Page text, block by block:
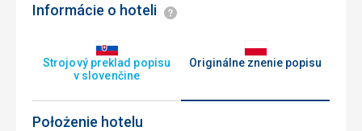
Strojový preklad popisu
v slovenčine
Originálne znenie popisu
Położenie hotelu
Informácie o hoteli Informácie